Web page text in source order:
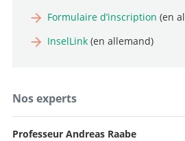
Formulaire d’inscription (en
InselLink(en allemand)
Nos experts
Professeur Andreas Raabe